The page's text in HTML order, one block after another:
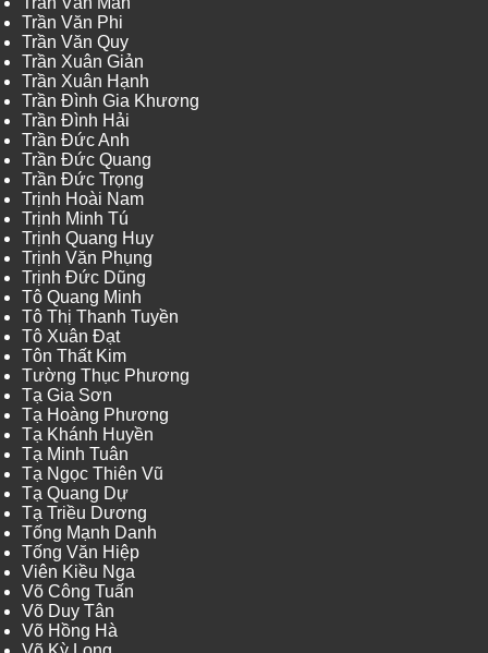
Trần Văn Phi
Trần Văn Quy
Trần Xuân Giản
Trần Xuân Hạnh
Trần Đình Gia Khương
Trần Đình Hải
Trần Đức Anh
Trần Đức Quang
Trần Đức Trọng
Trịnh Hoài Nam
Trịnh Minh Tú
Trịnh Quang Huy
Trịnh Văn Phụng
Trịnh Đức Dũng
Tô Quang Minh
Tô Thị Thanh Tuyền
Tô Xuân Đạt
Tôn Thất Kim
Tường Thục Phương
Tạ Gia Sơn
Tạ Hoàng Phương
Tạ Khánh Huyền
Tạ Minh Tuân
Tạ Ngọc Thiên Vũ
Tạ Quang Dự
Tạ Triều Dương
Tống Mạnh Danh
Tống Văn Hiệp
Viên Kiều Nga
Võ Công Tuấn
Võ Duy Tân
Võ Hồng Hà